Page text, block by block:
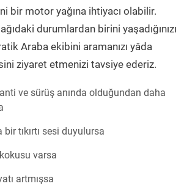
bir motor yağına ihtiyacı olabilir.
durumlardan birini yaşadığınızı
Araba ekibini aramanızı yâda
ziyaret etmenizi tavsiye ederiz.
ve sürüş anında olduğundan daha
tıkırtı sesi duyulursa
varsa
artmışsa